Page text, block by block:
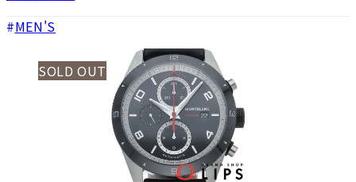
MEN'S
SOLD OUT